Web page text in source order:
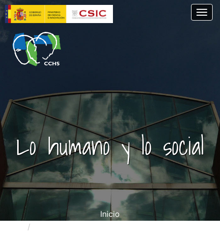
Skip
to
main
content
Lo humano y lo social
Inicio